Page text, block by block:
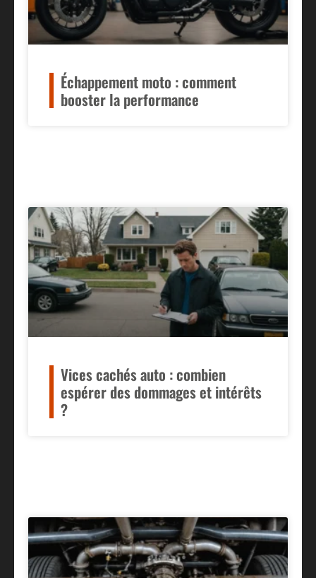
Échappement moto : comment
booster la performance
Vices cachés auto : combien
espérer des dommages et intérêts
?